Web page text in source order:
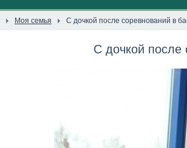
Моя семья С дочкой после соревнований в
С дочкой после